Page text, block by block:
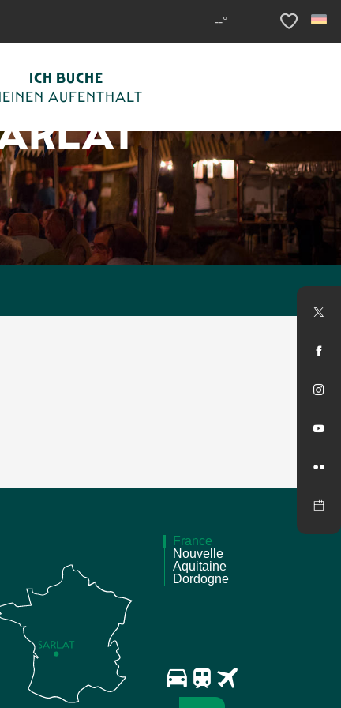
--°
Voir les
ICH BUCHE
AUFENTHALT
France
Nouvelle
Aquitaine
Dordogne